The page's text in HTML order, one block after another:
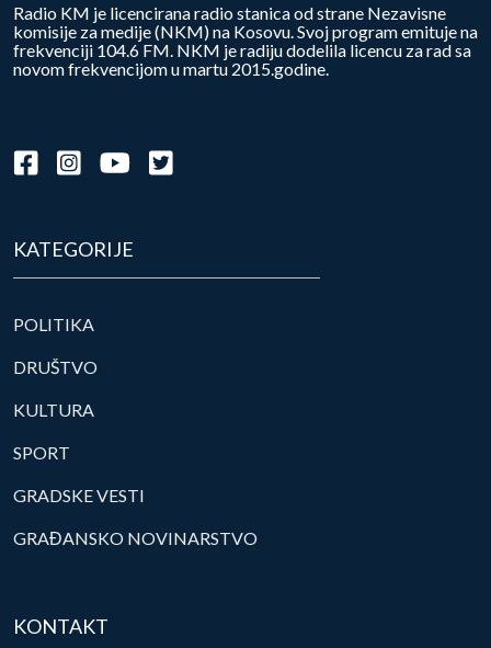
Radio KM je licencirana radio stanica od strane Nezavisne
komisije za medije (NKM) na Kosovu. Svoj program emituje na
frekvenciji 104.6 FM. NKM je radiju dodelila licencu za rad sa
novom frekvencijom u martu 2015.godine.
KATEGORIJE
POLITIKA
DRUŠTVO
KULTURA
SPORT
GRADSKE VESTI
GRAĐANSKO NOVINARSTVO
KONTAKT